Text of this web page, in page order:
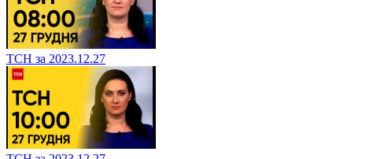
ТСН за 2023.12.27